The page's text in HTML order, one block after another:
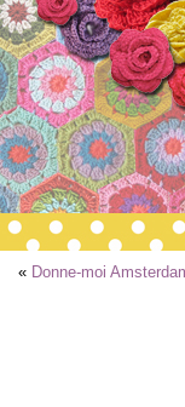
« Donne-moi